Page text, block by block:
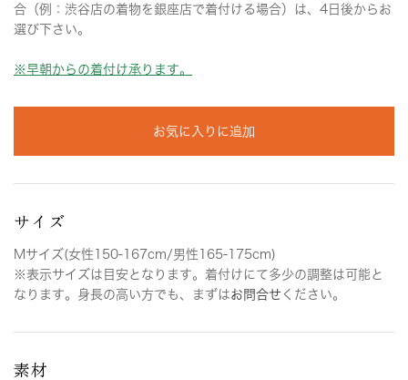
合（例：渋谷店の着物を銀座店で着付ける場合）は、4日後からお
選び下さい。
※早朝からの着付け承ります。
お気に入りに追加
サイズ
Mサイズ(女性150-167cm/男性165-175cm)
※表示サイズは目安となります。着付けにて多少の調整は可能と
なります。身長の高い方でも、まずはお問合せ ください。
素材